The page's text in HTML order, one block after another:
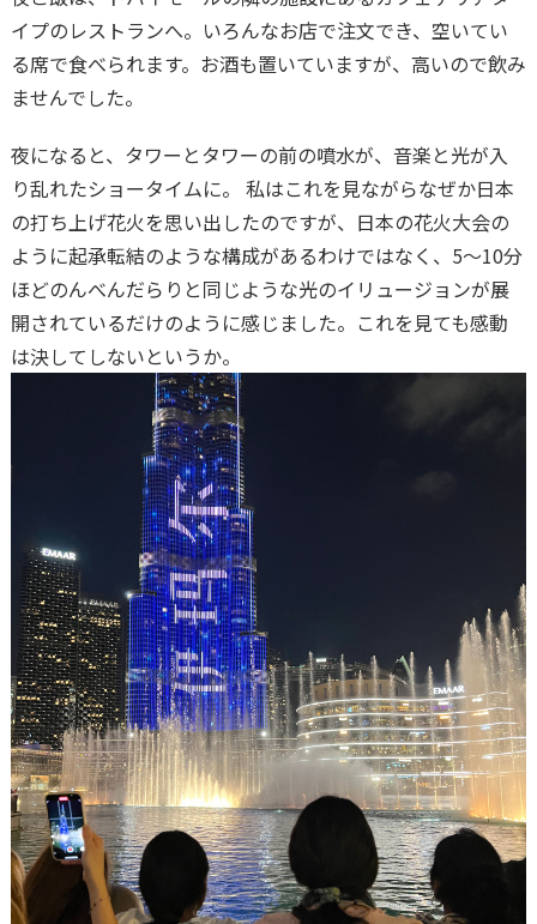
イプのレストランへ。いろんなお店で注文でき、空いてい
る席で食べられます。お酒も置いていますが、高いので飲み
ませんでした。
夜になると、タワーとタワーの前の噴水が、音楽と光が入
り乱れたショータイムに。 私はこれを見ながらなぜか日本
の打ち上げ花火を思い出したのですが、日本の花火大会の
ように起承転結のような構成があるわけではなく、5〜10分
ほどのんべんだらりと同じような光のイリュージョンが展
開されているだけのように感じました。これを見ても感動
は決してしないというか。